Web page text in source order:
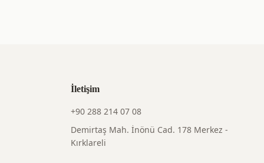
İletişim
+90 288 214 07 08
Demirtaş Mah. İnönü Cad. 178 Merkez -
Kırklareli